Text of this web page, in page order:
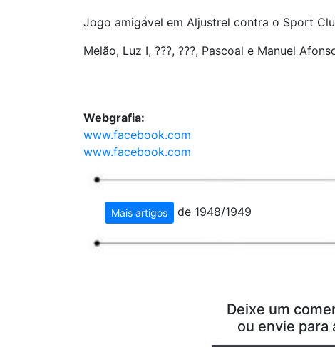
Jogo amigável em Aljustrel contra o Sport
Melão, Luz I, ???, ???, Pascoal e Manuel
Webgrafia:
www.facebook.com
www.facebook.com
Mais artigos de 1948/1949
Deixe um
ou envie